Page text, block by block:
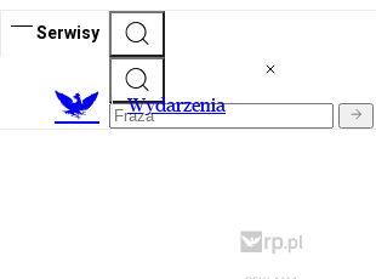
Serwisy
Wydarzenia